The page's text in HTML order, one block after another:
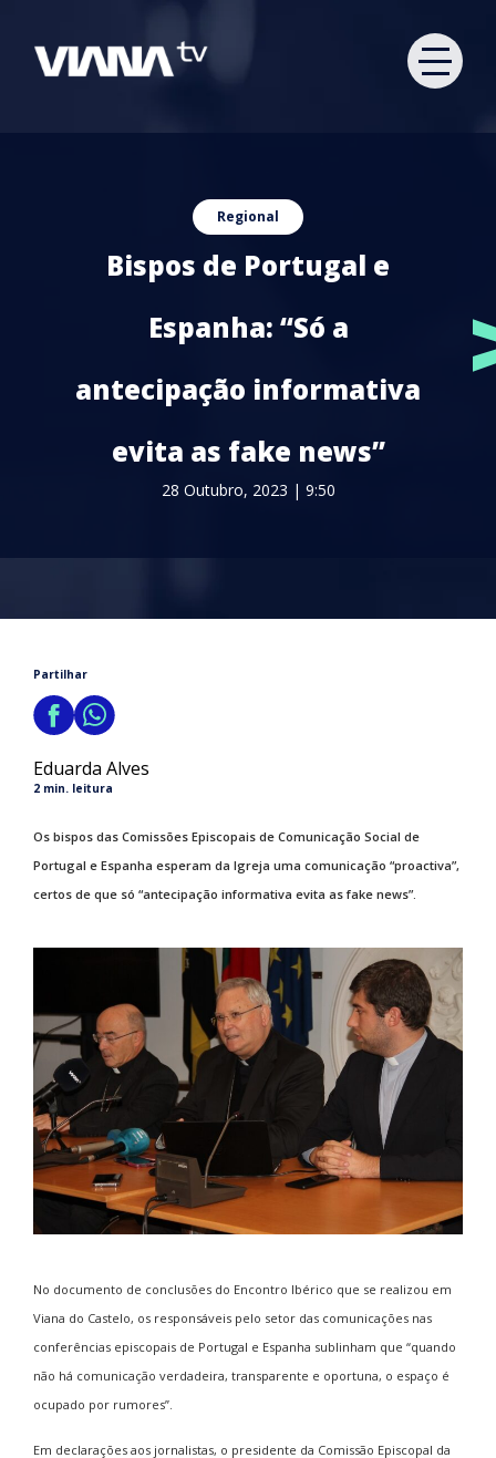
Regional
Bispos de Portugal e
Espanha: “Só a
antecipação informativa
evita as fake news”
28 Outubro, 2023 | 9:50
Partilhar
Eduarda Alves
2 min. leitura
Os bispos das Comissões Episcopais de Comunicação Social de
Portugal e Espanha esperam da Igreja uma comunicação “proactiva”,
certos de que só “antecipação informativa evita as fake news”.
No documento de conclusões do Encontro Ibérico que se realizou em
Viana do Castelo, os responsáveis pelo setor das comunicações nas
conferências episcopais de Portugal e Espanha sublinham que “quando
não há comunicação verdadeira, transparente e oportuna, o espaço é
ocupado por rumores”.
Em declarações aos jornalistas, o presidente da Comissão Episcopal da